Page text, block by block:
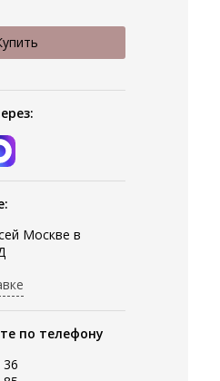
Москве в
по телефону
36